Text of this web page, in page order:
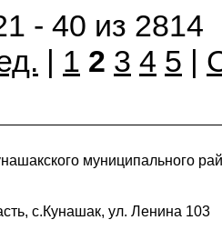
- 40 из 2814
| 1 2 3 4 5 |
муниципального
с.Кунашак, ул. Ленина 103